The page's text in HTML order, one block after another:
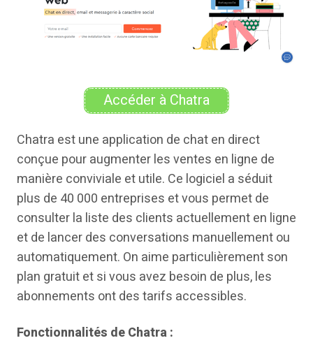
Accéder à Chatra
Chatra est une application de chat en direct
conçue pour augmenter les ventes en ligne de
manière conviviale et utile. Ce logiciel a séduit
plus de 40 000 entreprises et vous permet de
consulter la liste des clients actuellement en ligne
et de lancer des conversations manuellement ou
automatiquement. On aime particulièrement son
plan gratuit et si vous avez besoin de plus, les
abonnements ont des tarifs accessibles.
Fonctionnalités de Chatra :